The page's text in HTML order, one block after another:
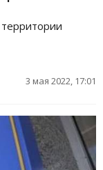
3 мая 2022, 17:01